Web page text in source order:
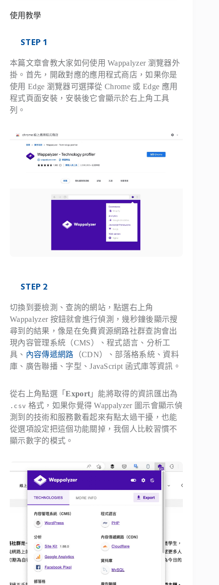
使用教學
STEP 1
本篇文章會教大家如何使用 Wappalyzer 瀏覽器外
掛。首先，開啟對應的應用程式商店，如果你是
使用 Edge 瀏覽器可選擇從 Chrome 或 Edge 應用
程式頁面安裝，安裝後它會顯示於右上角工具
列。
STEP 2
切換到要檢測、查詢的網站，點選右上角
Wappalyzer 按鈕就會進行偵測，幾秒鐘後顯示搜
尋到的結果，像是在免費資源網路社群查詢會出
現內容管理系統（CMS）、程式語言、分析工
具、 內容傳遞網路 （CDN）、部落格系統、資料
庫、廣告聯播、字型、JavaScript 函式庫等資訊。
從右上角點選「Export 」能將取得的資訊匯出為
.csv 格式，如果你覺得 Wappalyzer 圖示會顯示偵
測到的技術和服務數看起來有點太過干擾，也能
從選項設定把這個功能關掉，我個人比較習慣不
顯示數字的模式。